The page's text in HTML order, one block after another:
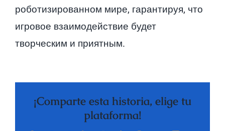
роботизированном мире, гарантируя, что
игровое взаимодействие будет
творческим и приятным.
¡Comparte esta historia, elige tu
plataforma!